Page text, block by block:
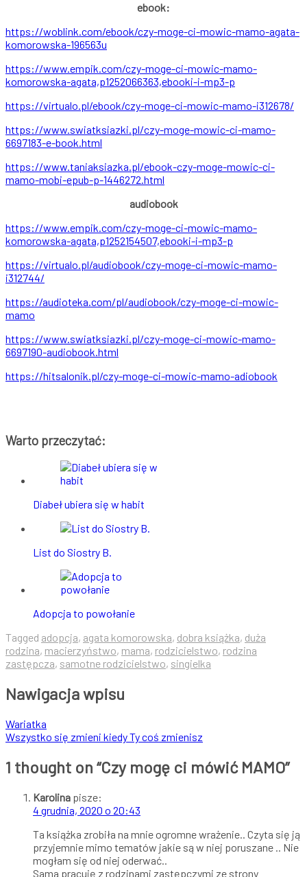
ebook:
https://woblink.com/ebook/czy-moge-ci-mowic-mamo-agata-
komorowska-196563u
https://www.empik.com/czy-moge-ci-mowic-mamo-
komorowska-agata,p1252066363,ebooki-i-mp3-p
https://virtualo.pl/ebook/czy-moge-ci-mowic-mamo-i312678/
https://www.swiatksiazki.pl/czy-moge-mowic-ci-mamo-
6697183-e-book.html
https://www.taniaksiazka.pl/ebook-czy-moge-mowic-ci-
mamo-mobi-epub-p-1446272.html
audiobook
https://www.empik.com/czy-moge-ci-mowic-mamo-
komorowska-agata,p1252154507,ebooki-i-mp3-p
https://virtualo.pl/audiobook/czy-moge-ci-mowic-mamo-
i312744/
https://audioteka.com/pl/audiobook/czy-moge-ci-mowic-
mamo
https://www.swiatksiazki.pl/czy-moge-ci-mowic-mamo-
6697190-audiobook.html
https://hitsalonik.pl/czy-moge-ci-mowic-mamo-adiobook
Warto przeczytać:
Diabeł ubiera się w habit
List do Siostry B.
Adopcja to powołanie
Tagged adopcja, agata komorowska, dobra książka, duża
rodzina, macierzyństwo, mama, rodzicielstwo, rodzina
zastępcza, samotne rodzicielstwo, singielka
Nawigacja wpisu
Wariatka
Wszystko się zmieni kiedy Ty coś zmienisz
1 thought on “Czy mogę ci mówić MAMO”
Karolina pisze:
4 grudnia, 2020 o 20:43
Ta książka zrobiła na mnie ogromne wrażenie.. Czyta się ją
przyjemnie mimo tematów jakie są w niej poruszane .. Nie
mogłam się od niej oderwać..
Sama pracuję z rodzinami zastępczymi ze strony